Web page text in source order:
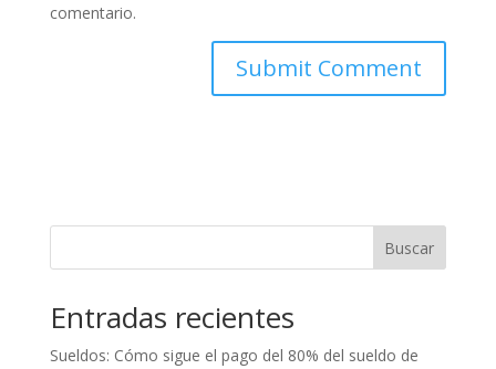
comentario.
Buscar
Entradas recientes
Sueldos: Cómo sigue el pago del 80% del sueldo de